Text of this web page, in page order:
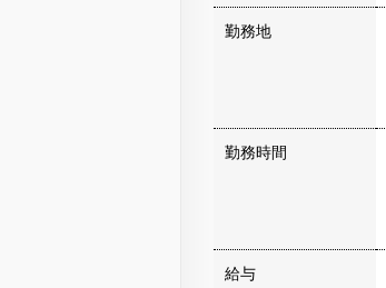
勤務地
勤務時間
給与